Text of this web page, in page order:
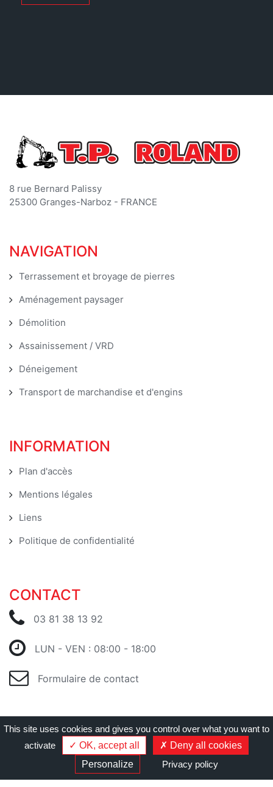
8 rue Bernard Palissy
25300 Granges-Narboz - FRANCE
NAVIGATION
Terrassement et broyage de pierres
Aménagement paysager
Démolition
Assainissement / VRD
Déneigement
Transport de marchandise et d'engins
INFORMATION
Plan d'accès
Mentions légales
Liens
Politique de confidentialité
CONTACT
03 81 38 13 92
LUN - VEN : 08:00 - 18:00
Formulaire de contact
Gérer les cookies|Création Agence web Cyberiance
This site uses cookies and gives you control over what you want to
activate
OK, accept all
Deny all cookies
Personalize
Privacy policy